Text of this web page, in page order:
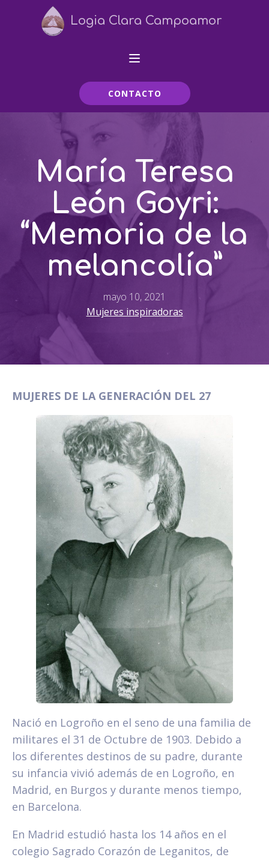
Logia Clara Campoamor
CONTACTO
María Teresa
León Goyri:
“Memoria de la
melancolía”
mayo 10, 2021
Mujeres inspiradoras
MUJERES DE LA GENERACIÓN DEL 27
Nació en Logroño en el seno de una familia de
militares el 31 de Octubre de 1903. Debido a
los diferentes destinos de su padre, durante
su infancia vivió además de en Logroño, en
Madrid, en Burgos y durante menos tiempo,
en Barcelona.
En Madrid estudió hasta los 14 años en el
colegio Sagrado Corazón de Leganitos, de